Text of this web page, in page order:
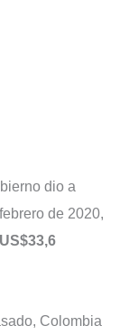
dio a
de 2020,
Colombia